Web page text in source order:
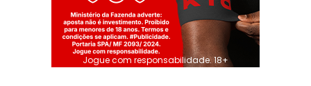
Jogue com responsabilidade. 18+